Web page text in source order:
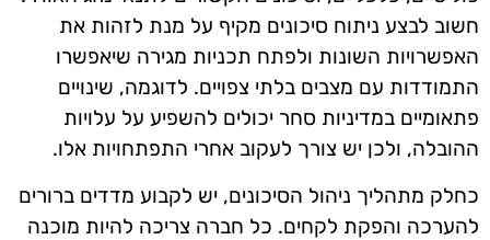
חשוב לבצע ניתוח סיכונים מקיף על מנת לזהות את
האפשרויות השונות ולפתח תכניות מגירה שיאפשרו
התמודדות עם מצבים בלתי צפויים. לדוגמה, שינויים
פתאומיים במדיניות סחר יכולים להשפיע על עלויות
ההובלה, ולכן יש צורך לעקוב אחרי התפתחויות אלו.
כחלק מתהליך ניהול הסיכונים, יש לקבוע מדדים ברורים
להערכה והפקת לקחים. כל חברה צריכה להיות מוכנה